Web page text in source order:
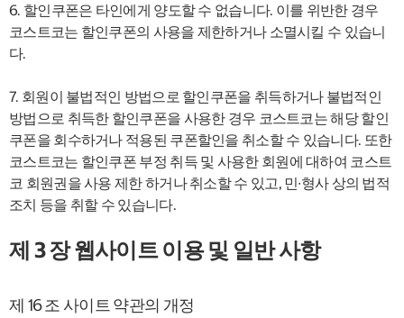
6. 할인쿠폰은 타인에게 양도할 수 없습니다. 이를 위반한 경우
코스트코는 할인쿠폰의 사용을 제한하거나 소멸시킬 수 있습니
다.
7. 회원이 불법적인 방법으로 할인쿠폰을 취득하거나 불법적인
방법으로 취득한 할인쿠폰을 사용한 경우 코스트코는 해당 할인
쿠폰을 회수하거나 적용된 쿠폰할인을 취소할 수 있습니다. 또한
코스트코는 할인쿠폰 부정 취득 및 사용한 회원에 대하여 코스트
코 회원권을 사용 제한 하거나 취소할 수 있고, 민∙형사 상의 법적
조치 등을 취할 수 있습니다.
제 3 장 웹사이트 이용 및 일반 사항
제 16 조 사이트 약관의 개정